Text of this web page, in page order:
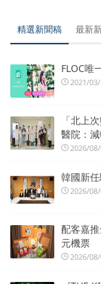
精選新聞稿 最新
FLOC唯
2021/
「北上
醫院：
2026/
韓國新
2026/
配客嘉
元機票
2026/